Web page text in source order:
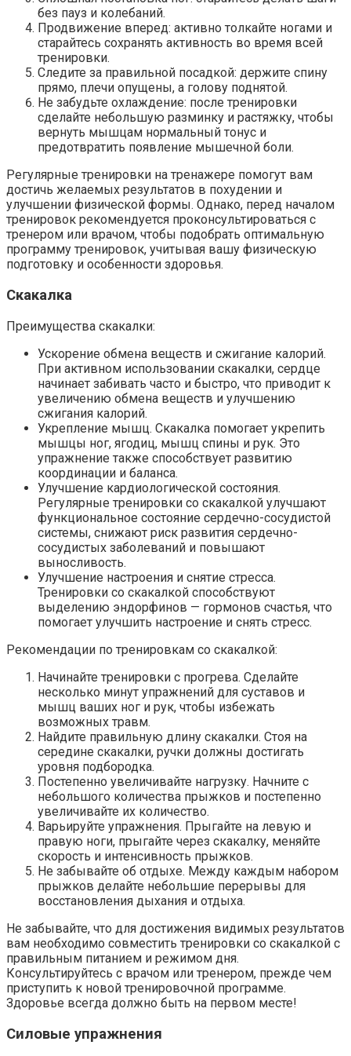
без пауз и колебаний.
Продвижение вперед: активно толкайте ногами и
старайтесь сохранять активность во время всей
тренировки.
Следите за правильной посадкой: держите спину
прямо, плечи опущены, а голову поднятой.
Не забудьте охлаждение: после тренировки
сделайте небольшую разминку и растяжку, чтобы
вернуть мышцам нормальный тонус и
предотвратить появление мышечной боли.
Регулярные тренировки на тренажере помогут вам
достичь желаемых результатов в похудении и
улучшении физической формы. Однако, перед началом
тренировок рекомендуется проконсультироваться с
тренером или врачом, чтобы подобрать оптимальную
программу тренировок, учитывая вашу физическую
подготовку и особенности здоровья.
Скакалка
Преимущества скакалки:
Ускорение обмена веществ и сжигание калорий.
При активном использовании скакалки, сердце
начинает забивать часто и быстро, что приводит к
увеличению обмена веществ и улучшению
сжигания калорий.
Укрепление мышц. Скакалка помогает укрепить
мышцы ног, ягодиц, мышц спины и рук. Это
упражнение также способствует развитию
координации и баланса.
Улучшение кардиологической состояния.
Регулярные тренировки со скакалкой улучшают
функциональное состояние сердечно-сосудистой
системы, снижают риск развития сердечно-
сосудистых заболеваний и повышают
выносливость.
Улучшение настроения и снятие стресса.
Тренировки со скакалкой способствуют
выделению эндорфинов — гормонов счастья, что
помогает улучшить настроение и снять стресс.
Рекомендации по тренировкам со скакалкой:
Начинайте тренировки с прогрева. Сделайте
несколько минут упражнений для суставов и
мышц ваших ног и рук, чтобы избежать
возможных травм.
Найдите правильную длину скакалки. Стоя на
середине скакалки, ручки должны достигать
уровня подбородка.
Постепенно увеличивайте нагрузку. Начните с
небольшого количества прыжков и постепенно
увеличивайте их количество.
Варьируйте упражнения. Прыгайте на левую и
правую ноги, прыгайте через скакалку, меняйте
скорость и интенсивность прыжков.
Не забывайте об отдыхе. Между каждым набором
прыжков делайте небольшие перерывы для
восстановления дыхания и отдыха.
Не забывайте, что для достижения видимых результатов
вам необходимо совместить тренировки со скакалкой с
правильным питанием и режимом дня.
Консультируйтесь с врачом или тренером, прежде чем
приступить к новой тренировочной программе.
Здоровье всегда должно быть на первом месте!
Силовые упражнения